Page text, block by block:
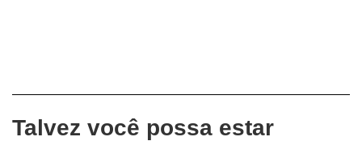
Talvez você possa estar